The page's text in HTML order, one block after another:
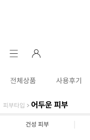
전체상품 사용후기
피부타입 > 어두운 피부
건성 피부